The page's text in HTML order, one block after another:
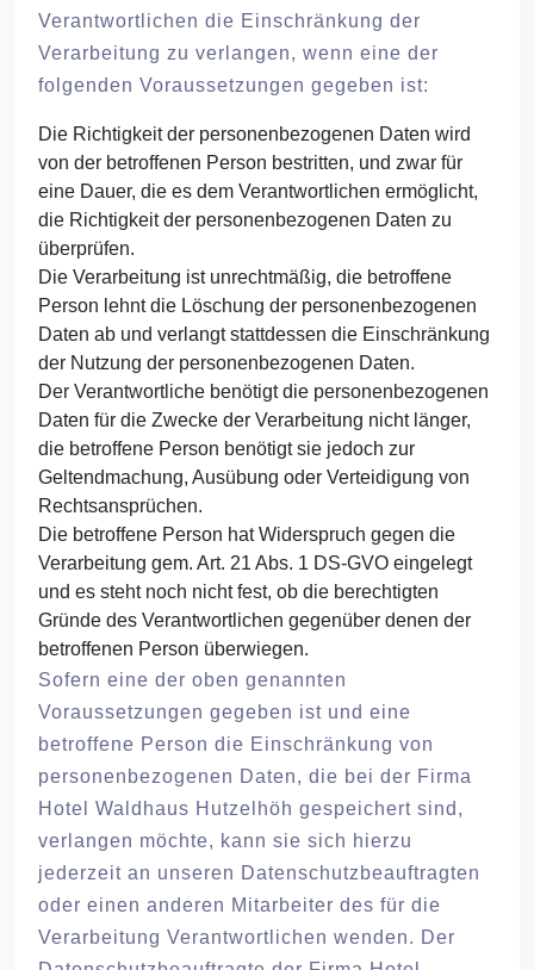
Verantwortlichen die Einschränkung der
Verarbeitung zu verlangen, wenn eine der
folgenden Voraussetzungen gegeben ist:
Die Richtigkeit der personenbezogenen Daten wird
von der betroffenen Person bestritten, und zwar für
eine Dauer, die es dem Verantwortlichen ermöglicht,
die Richtigkeit der personenbezogenen Daten zu
überprüfen.
Die Verarbeitung ist unrechtmäßig, die betroffene
Person lehnt die Löschung der personenbezogenen
Daten ab und verlangt stattdessen die Einschränkung
der Nutzung der personenbezogenen Daten.
Der Verantwortliche benötigt die personenbezogenen
Daten für die Zwecke der Verarbeitung nicht länger,
die betroffene Person benötigt sie jedoch zur
Geltendmachung, Ausübung oder Verteidigung von
Rechtsansprüchen.
Die betroffene Person hat Widerspruch gegen die
Verarbeitung gem. Art. 21 Abs. 1 DS-GVO eingelegt
und es steht noch nicht fest, ob die berechtigten
Gründe des Verantwortlichen gegenüber denen der
betroffenen Person überwiegen.
Sofern eine der oben genannten
Voraussetzungen gegeben ist und eine
betroffene Person die Einschränkung von
personenbezogenen Daten, die bei der Firma
Hotel Waldhaus Hutzelhöh gespeichert sind,
verlangen möchte, kann sie sich hierzu
jederzeit an unseren Datenschutzbeauftragten
oder einen anderen Mitarbeiter des für die
Verarbeitung Verantwortlichen wenden. Der